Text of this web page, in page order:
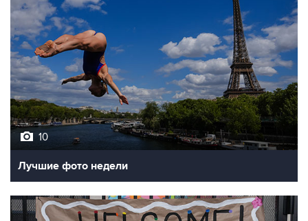
10
Лучшие фото недели